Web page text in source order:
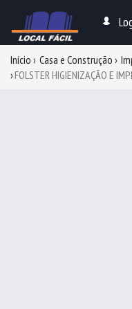
Início Casa e Construção
FOLSTER HIGIENIZAÇÃO E